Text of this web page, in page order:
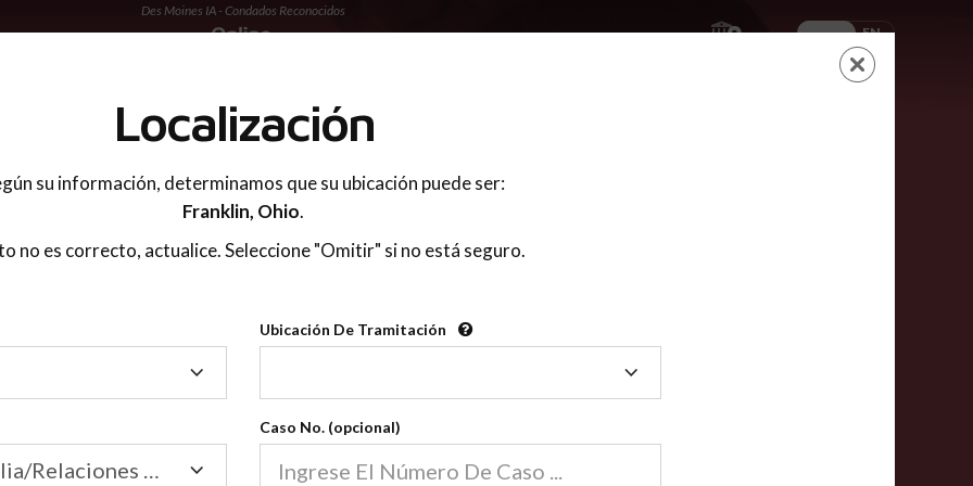
Des Moines IA - Condados Reconocidos
ES EN
LOGIN
Condados Reconocidos
2600
Condados
Nuestras clases de crianza compartida en línea están acreditadas en más de
2600 condados.
Las clases para padres en línea cumplen la mayoría de las normas nacionales
Localización
su información, determinamos que su ubicación puede ser:
Franklin, Ohio.
no es correcto, actualice. Seleccione "Omitir" si no está seguro.
Ubicación De Tramitación
Tramitación
Tribunal de Familia/Relaciones Domésticas
Caso No. (opcional)